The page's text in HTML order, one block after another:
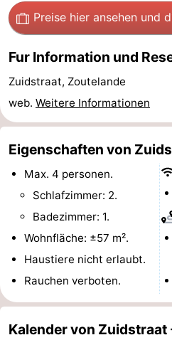
Spielplätze
Bowling
Wellness-
&
Städte
Natur
Führungen
-
Schwimmbader
Radfahren
-
Wandern
Reiten
-
Golfplatze
-
Preise hier ansehen und
Fur Information und
Zuidstraat, Zoutelande
web. Weitere Informationen
Eigenschaften von
Max. 4 personen.
Schlafzimmer: 2.
Badezimmer: 1.
Wohnfläche: ±57 m².
Haustiere nicht erlaubt.
Rauchen verboten.
Kalender von Zuidstraat